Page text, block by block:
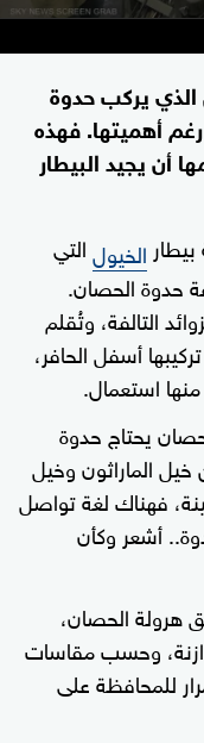
يركب حدوة
أهميتها. فهذه
أن يجيد البيطار
الخيولالتي
حدوة الحصان.
التالفة، وتُقلم
أسفل الحافر،
منها استعمال.
يحتاج حدوة
الماراثون وخيل
فهناك لغة تواصل
أشعر وكأن
هرولة الحصان،
وحسب مقاسات
للمحافظة على